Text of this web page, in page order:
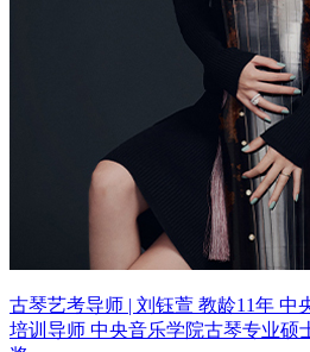
古琴艺考导师 | 刘钰萱 教龄11年 中
培训导师 中央音乐学院古琴专业硕